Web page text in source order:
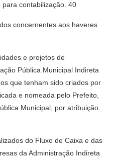
contabilização. 40
concernentes aos haveres
e projetos de
Pública Municipal Indireta
que tenham sido criados por
e nomeada pelo Prefeito,
Municipal, por atribuição.
do Fluxo de Caixa e das
da Administração Indireta